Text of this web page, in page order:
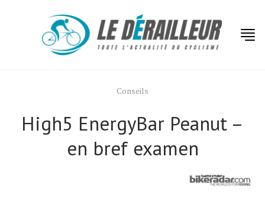
Conseils
High5 EnergyBar Peanut –
en bref examen